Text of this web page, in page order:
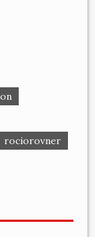
rociorovner